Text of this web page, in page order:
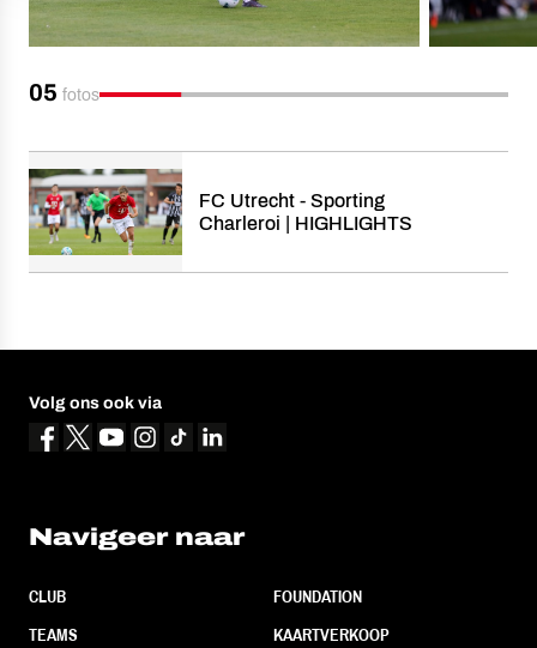
05 fotos
FC Utrecht - Sporting
Charleroi | HIGHLIGHTS
Volg ons ook via
Navigeer naar
CLUB
TEAMS
FOUNDATION
KAARTVERKOOP